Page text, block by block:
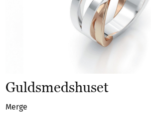
Guldsmedshuset
Merge